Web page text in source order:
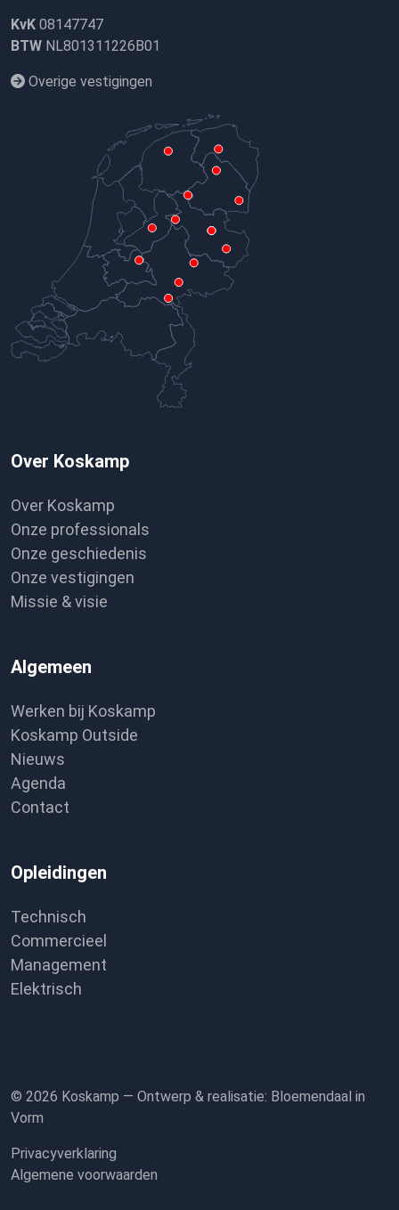
KvK 08147747
BTW NL801311226B01
Overige vestigingen
Over Koskamp
Over Koskamp
Onze professionals
Onze geschiedenis
Onze vestigingen
Missie & visie
Algemeen
Werken bij Koskamp
Koskamp Outside
Nieuws
Agenda
Contact
Opleidingen
Technisch
Commercieel
Management
Elektrisch
© 2026 Koskamp — Ontwerp & realisatie: Bloemendaal in
Vorm
Privacyverklaring
Algemene voorwaarden